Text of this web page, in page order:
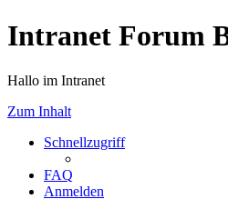
Intranet Forum
Hallo im Intranet
Zum Inhalt
Schnellzugriff
FAQ
Anmelden